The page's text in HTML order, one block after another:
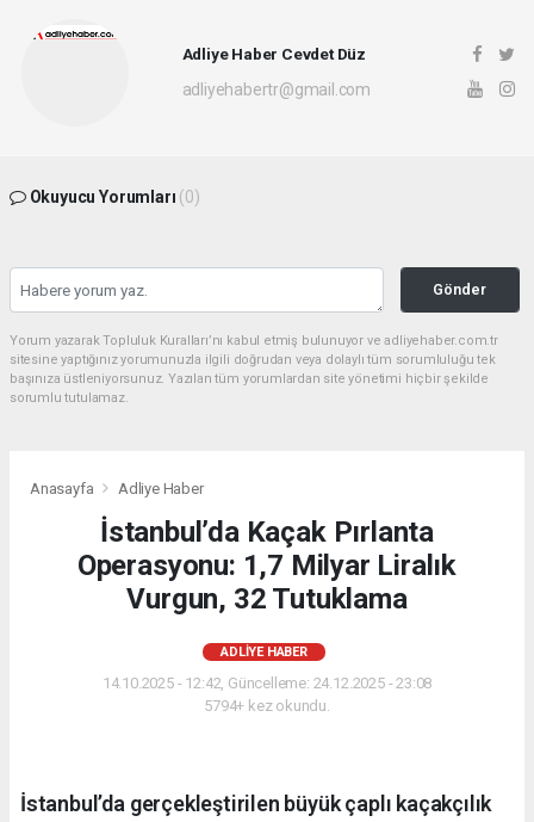
Adliye Haber Cevdet Düz
adliyehabertr@gmail.com
Okuyucu Yorumları (0)
Gönder
Yorum yazarak Topluluk Kuralları’nı kabul etmiş bulunuyor ve adliyehaber.com.tr
sitesine yaptığınız yorumunuzla ilgili doğrudan veya dolaylı tüm sorumluluğu tek
başınıza üstleniyorsunuz. Yazılan tüm yorumlardan site yönetimi hiçbir şekilde
sorumlu tutulamaz.
Anasayfa Adliye Haber
İstanbul’da Kaçak Pırlanta
Operasyonu: 1,7 Milyar Liralık
Vurgun, 32 Tutuklama
ADLIYE HABER
14.10.2025 - 12:42, Güncelleme: 24.12.2025 - 23:08
5794+ kez okundu.
İstanbul’da gerçekleştirilen büyük çaplı kaçakçılık